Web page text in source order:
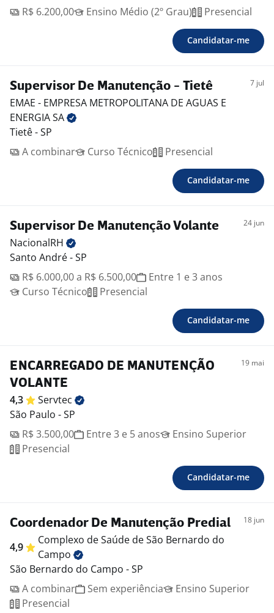
R$ 6.200,00
Ensino Médio (2º Grau) Presencial
Candidatar-me
Supervisor De Manutenção - Tietê 7 jul
EMAE - EMPRESA METROPOLITANA DE AGUAS E
ENERGIASA
Tietê - SP
A combinar
Curso Técnico Presencial
Candidatar-me
Supervisor De Manutenção Volante 24 jun
NacionalRH
Santo André - SP
R$ 6.000,00 a R$ 6.500,00
Entre 1 e 3 anos
Curso Técnico
Presencial
Candidatar-me
ENCARREGADO DE MANUTENÇÃO
VOLANTE
19 mai
4,3
Servtec
São Paulo - SP
R$ 3.500,00
Entre 3 e 5 anos
Ensino Superior
Presencial
Candidatar-me
Coordenador De Manutenção Predial 18 jun
4,9
Complexo de Saúde de São Bernardo do
Campo
São Bernardo do Campo - SP
A combinar
Sem experiência
Ensino Superior
Presencial